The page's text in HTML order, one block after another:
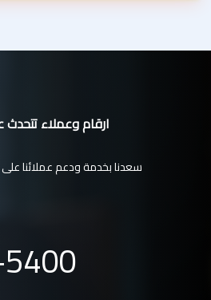
ارقام وعملاء تتحدث
سعدنا بخدمة ودعم عملائنا
5400